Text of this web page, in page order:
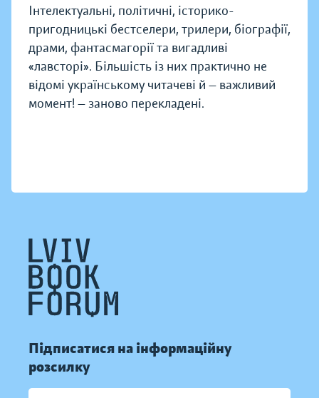
Інтелектуальні, політичні, історико-
пригодницькі бестселери, трилери, біографії,
драми, фантасмагорії та вигадливі
«лавсторі». Більшість із них практично не
відомі українському читачеві й — важливий
момент! — заново перекладені.
Підписатися на інформаційну
розсилку